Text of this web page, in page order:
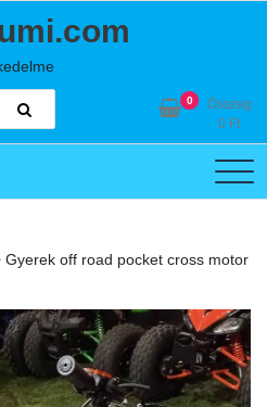
0
Összeg
0 Ft
Gyerek off road pocket cross motor